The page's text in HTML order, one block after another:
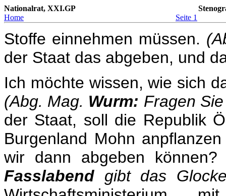
Nationalrat, XXI.GP
Home
Seite 1
Stoffe einnehmen müssen.
der Staat das abgeben, und
Ich möchte wissen, wie sich
(Abg. Mag. Wurm: Fragen
der Staat, soll die Republik
Burgenland Mohn
wir dann abgeben
Fasslabend gibt das